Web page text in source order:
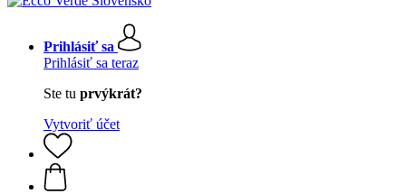
Prihlásiť sa
Prihlásiť sa teraz
Ste tu prvýkrát?
Vytvoriť účet